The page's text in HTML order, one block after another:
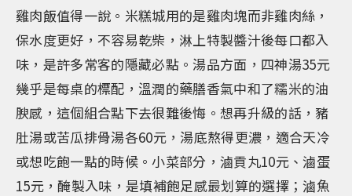
雞肉飯值得一說。米糕城用的是雞肉塊而非雞肉絲，
保水度更好，不容易乾柴，淋上特製醬汁後每口都入
味，是許多常客的隱藏必點。湯品方面，四神湯35元
幾乎是每桌的標配，溫潤的藥膳香氣中和了糯米的油
腴感，這個組合點下去很難後悔。想再升級的話，豬
肚湯或苦瓜排骨湯各60元，湯底熬得更濃，適合天冷
或想吃飽一點的時候。小菜部分，滷貢丸10元、滷蛋
15元，醃製入味，是填補飽足感最划算的選擇；滷魚